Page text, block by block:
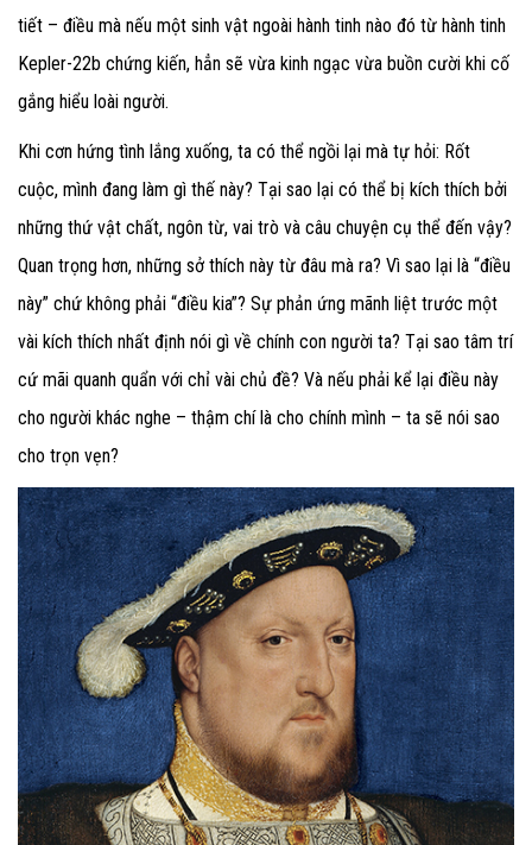
tiết – điều mà nếu một sinh vật ngoài hành tinh nào đó từ hành tinh
Kepler-22b chứng kiến, hẳn sẽ vừa kinh ngạc vừa buồn cười khi cố
gắng hiểu loài người.
Khi cơn hứng tình lắng xuống, ta có thể ngồi lại mà tự hỏi: Rốt
cuộc, mình đang làm gì thế này? Tại sao lại có thể bị kích thích bởi
những thứ vật chất, ngôn từ, vai trò và câu chuyện cụ thể đến vậy?
Quan trọng hơn, những sở thích này từ đâu mà ra? Vì sao lại là “điều
này” chứ không phải “điều kia”? Sự phản ứng mãnh liệt trước một
vài kích thích nhất định nói gì về chính con người ta? Tại sao tâm trí
cứ mãi quanh quẩn với chỉ vài chủ đề? Và nếu phải kể lại điều này
cho người khác nghe – thậm chí là cho chính mình – ta sẽ nói sao
cho trọn vẹn?